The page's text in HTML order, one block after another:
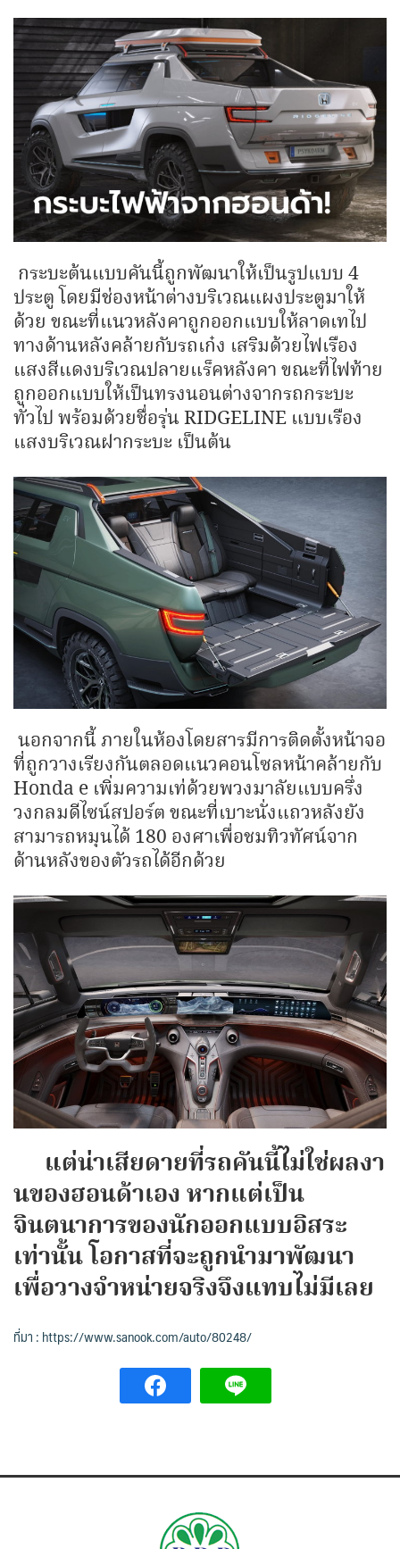
กระบะต้นแบบคันนี้ถูกพัฒนาให้เป็นรูปแบบ 4
ประตู โดยมีช่องหน้าต่างบริเวณแผงประตูมาให้
ด้วย ขณะที่แนวหลังคาถูกออกแบบให้ลาดเทไป
ทางด้านหลังคล้ายกับรถเก๋ง เสริมด้วยไฟเรือง
แสงสีแดงบริเวณปลายแร็คหลังคา ขณะที่ไฟท้าย
ถูกออกแบบให้เป็นทรงนอนต่างจากรถกระบะ
ทั่วไป พร้อมด้วยชื่อรุ่น RIDGELINE แบบเรือง
แสงบริเวณฝากระบะ เป็นต้น
นอกจากนี้ ภายในห้องโดยสารมีการติดตั้งหน้าจอ
ที่ถูกวางเรียงกันตลอดแนวคอนโซลหน้าคล้ายกับ
Honda e เพิ่มความเท่ด้วยพวงมาลัยแบบครึ่ง
วงกลมดีไซน์สปอร์ต ขณะที่เบาะนั่งแถวหลังยัง
สามารถหมุนได้ 180 องศาเพื่อชมทิวทัศน์จาก
ด้านหลังของตัวรถได้อีกด้วย
แต่น่าเสียดายที่รถคันนี้ไม่ใช่ผลงา
นของฮอนด้าเอง หากแต่เป็น
จินตนาการของนักออกแบบอิสระ
เท่านั้น โอกาสที่จะถูกนำมาพัฒนา
เพื่อวางจำหน่ายจริงจึงแทบไม่มีเลย
ที่มา : https://www.sanook.com/auto/80248/